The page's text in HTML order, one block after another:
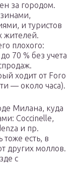
за городом.
и туристов
жителей.
плохого:
70 % без учета
ходит от Foro
— около часа).
Милана, куда
Coccinelle,
и пр.
есть, в
других моллов.
с